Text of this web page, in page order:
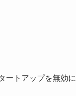
ートアップを無効